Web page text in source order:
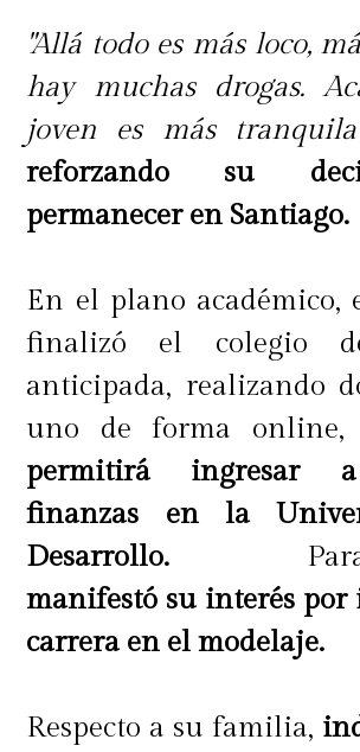
tiene que contarnos
razón que te motiva a ir
Market?
¡Esperamos tus
Más Deco Market 2019
Cuándo: Desde el
domingo 28 de abril.
Dónde: Centro
Mapocho (Plaza de la
Ex Estación de Trenes).
Horario: jueves a
"Allá todo es más loco,
hay muchas drogas.
joven es más
reforzando su
permanecer en Santiago.
En el plano académico,
finalizó el colegio
anticipada, realizando
uno de forma online,
permitirá ingresar
finanzas en la
Desarrollo.
manifestó su interés
carrera en el modelaje.
Respecto a su familia,